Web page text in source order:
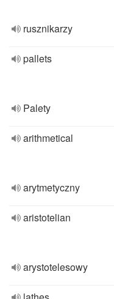
rusznikarzy
pallets
Palety
arithmetical
arytmetyczny
aristotelian
arystotelesowy